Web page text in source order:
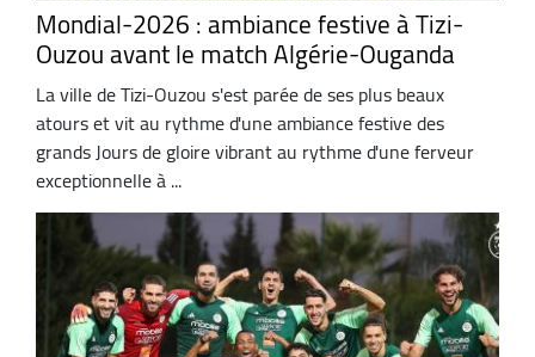
Mondial-2026 : ambiance festive à Tizi-
Ouzou avant le match Algérie-Ouganda
La ville de Tizi-Ouzou s'est parée de ses plus beaux
atours et vit au rythme d'une ambiance festive des
grands Jours de gloire vibrant au rythme d'une ferveur
exceptionnelle à ...